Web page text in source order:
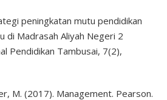
peningkatan mutu pendidikan
di Madrasah Aliyah Negeri 2
Pendidikan Tambusai, 7(2),
M. (2017). Management. Pearson.